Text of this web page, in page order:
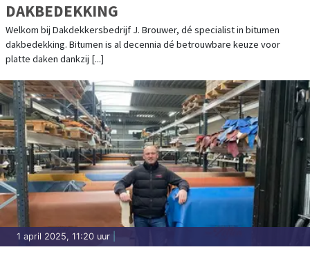
DAKBEDEKKING
Welkom bij Dakdekkersbedrijf J. Brouwer, dé specialist in bitumen
dakbedekking. Bitumen is al decennia dé betrouwbare keuze voor
platte daken dankzij [...]
1 april 2025, 11:20 uur